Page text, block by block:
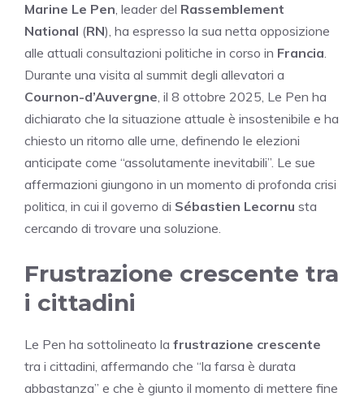
Marine Le Pen, leader del Rassemblement
National (RN), ha espresso la sua netta opposizione
alle attuali consultazioni politiche in corso in Francia.
Durante una visita al summit degli allevatori a
Cournon-d’Auvergne, il 8 ottobre 2025, Le Pen ha
dichiarato che la situazione attuale è insostenibile e ha
chiesto un ritorno alle urne, definendo le elezioni
anticipate come “assolutamente inevitabili”. Le sue
affermazioni giungono in un momento di profonda crisi
politica, in cui il governo di Sébastien Lecornu sta
cercando di trovare una soluzione.
Frustrazione crescente tra
i cittadini
Le Pen ha sottolineato la frustrazione crescente
tra i cittadini, affermando che “la farsa è durata
abbastanza” e che è giunto il momento di mettere fine